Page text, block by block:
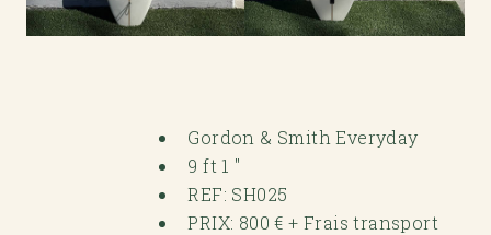
Gordon & Smith Everyday
9 ft 1 "
REF: SH025
PRIX: 800 € + Frais transport